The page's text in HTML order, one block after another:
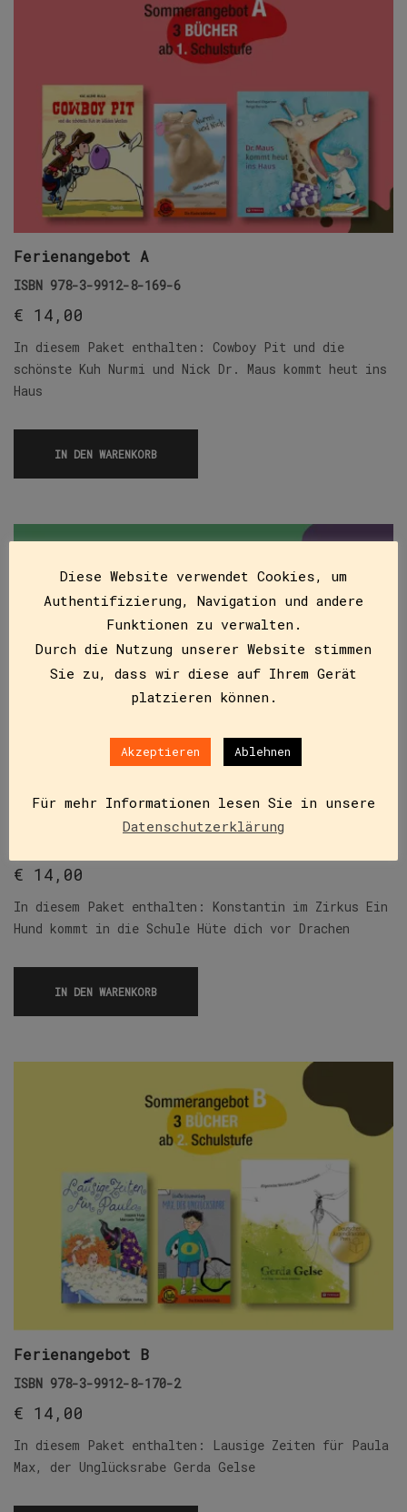
Ferienangebot A
ISBN 978-3-9912-8-169-6
€ 14,00
In diesem Paket enthalten: Cowboy Pit und die
schönste Kuh Nurmi und Nick Dr. Maus kommt heut ins
Haus
IN DEN WARENKORB
€ 14,00
In diesem Paket enthalten: Konstantin im Zirkus Ein
Hund kommt in die Schule Hüte dich vor Drachen
IN DEN WARENKORB
Ferienangebot B
ISBN 978-3-9912-8-170-2
€ 14,00
In diesem Paket enthalten: Lausige Zeiten für Paula
Max, der Unglücksrabe Gerda Gelse
Diese Website verwendet Cookies, um
Authentifizierung, Navigation und andere
Funktionen zu verwalten.
Durch die Nutzung unserer Website stimmen
Sie zu, dass wir diese auf Ihrem Gerät
platzieren können.
Akzeptieren Ablehnen
Für mehr Informationen lesen Sie in unsere
Datenschutzerklärung